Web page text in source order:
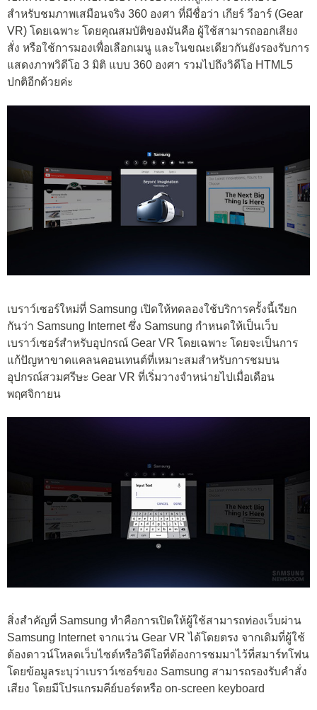
สำหรับชมภาพเสมือนจริง 360 องศา ที่มีชื่อว่า เกียร์ วีอาร์ (Gear
VR) โดยเฉพาะ โดยคุณสมบัติของมันคือ ผู้ใช้สามารถออกเสียง
สั่ง หรือใช้การมองเพื่อเลือกเมนู และในขณะเดียวกันยังรองรับการ
แสดงภาพวิดีโอ 3 มิติ แบบ 360 องศา รวมไปถึงวิดีโอ HTML5
ปกติอีกด้วยค่ะ
เบราว์เซอร์ใหม่ที่ Samsung เปิดให้ทดลองใช้บริการครั้งนี้เรียก
กันว่า Samsung Internet ซึ่ง Samsung กำหนดให้เป็นเว็บ
เบราว์เซอร์สำหรับอุปกรณ์ Gear VR โดยเฉพาะ โดยจะเป็นการ
แก้ปัญหาขาดแคลนคอนเทนต์ที่เหมาะสมสำหรับการชมบน
อุปกรณ์สวมศรีษะ Gear VR ที่เริ่มวางจำหน่ายไปเมื่อเดือน
พฤศจิกายน
สิ่งสำคัญที่ Samsung ทำคือการเปิดให้ผู้ใช้สามารถท่องเว็บผ่าน
Samsung Internet จากแว่น Gear VR ได้โดยตรง จากเดิมที่ผู้ใช้
ต้องดาวน์โหลดเว็บไซต์หรือวิดีโอที่ต้องการชมมาไว้ที่สมาร์ทโฟน
โดยข้อมูลระบุว่าเบราว์เซอร์ของ Samsung สามารถรองรับคำสั่ง
เสียง โดยมีโปรแกรมคีย์บอร์ดหรือ on-screen keyboard